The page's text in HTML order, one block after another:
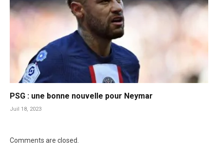
PSG : une bonne nouvelle pour Neymar
Juil 18, 2023
Comments are closed.